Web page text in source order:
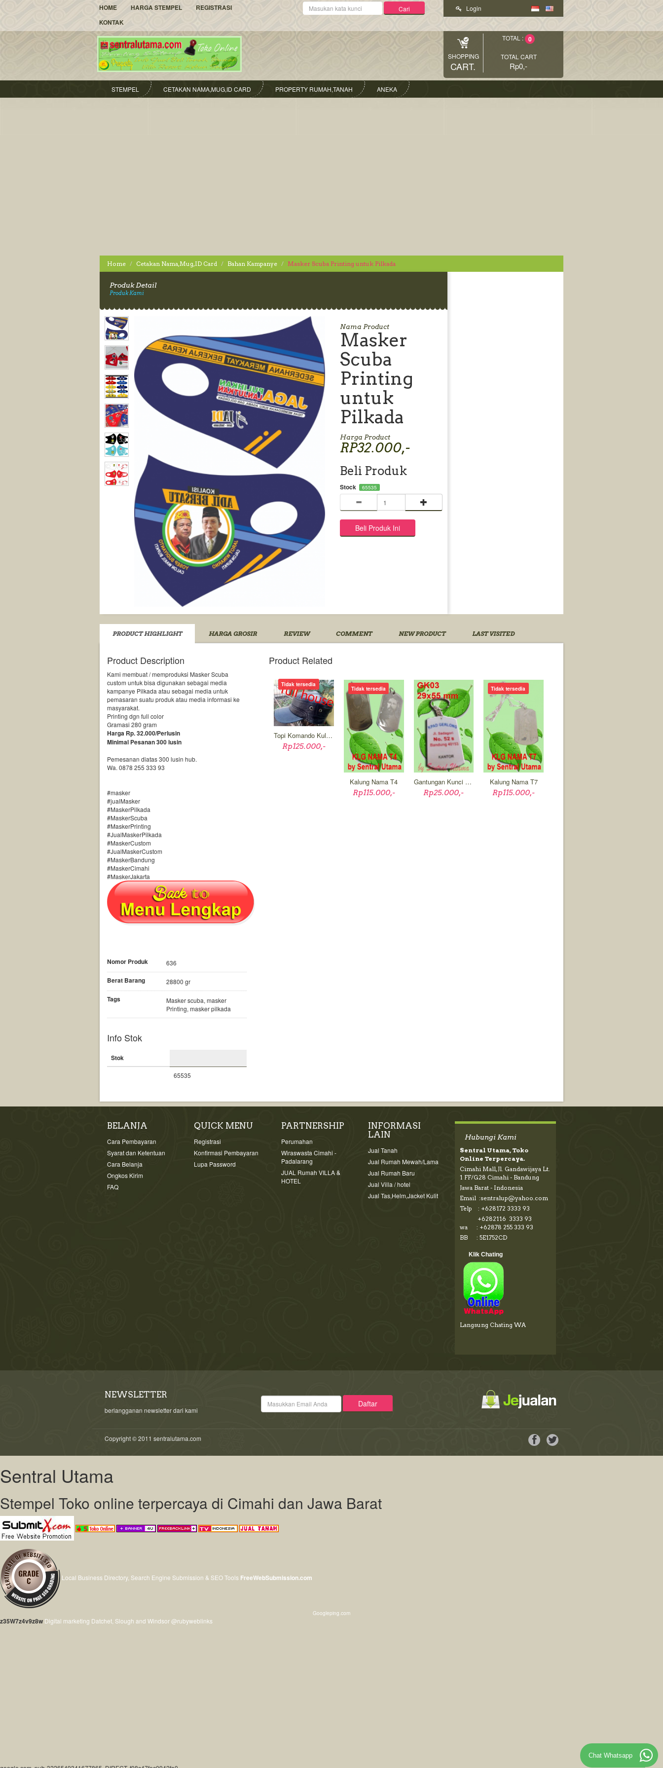
HOME HARGA STEMPEL
REGISTRASI
KONTAK
Kata
Kunci
Cari Login
SHOPPING
CART.
TOTAL : 0
TOTAL CART
Rp0,-
STEMPEL CETAKAN NAMA,MUG,ID CARD PROPERTY RUMAH,TANAH ANEKA
Home Cetakan Nama,Mug,ID Card Bahan Kampanye Masker Scuba Printing untuk Pilkada
Produk Detail
Produk Kami
Nama Product
Masker
Scuba
Printing
untuk
Pilkada
Harga Product
RP32.000,-
Beli Produk
Stock 65535
PRODUCT HIGHLIGHT HARGA GROSIR REVIEW COMMENT NEW PRODUCT LAST VISITED
Product Description
Kami membuat / memproduksi Masker Scuba
custom untuk bisa digunakan sebagai media
kampanye Pilkada atau sebagai media untuk
pemasaran suatu produk atau media informasi ke
masyarakat.
Printing dgn full color
Gramasi 280 gram
Harga Rp. 32.000/Perlusin
Minimal Pesanan 300 lusin
Pemesanan diatas 300 lusin hub.
Wa. 0878 255 333 93
#masker
#jualMasker
#MaskerPilkada
#MaskerScuba
#MaskerPrinting
#JualMaskerPilkada
#MaskerCustom
#JualMaskerCustom
#MaskerBandung
#MaskerCimahi
#MaskerJakarta
Nomor Produk 636
Berat Barang 28800 gr
Tags
Masker scuba, masker
Printing, masker pilkada
Info Stok
Stok
65535
Product Related
Topi Komando Kulit Asli
Rp125.000,-
Tidak tersedia
Kalung Nama T4
Rp115.000,-
Tidak tersedia
Gantungan Kunci GK03
Rp25.000,-
Kalung Nama T7
Rp115.000,-
Tidak tersedia
BELANJA
Cara Pembayaran
Syarat dan Ketentuan
Cara Belanja
Ongkos Kirim
FAQ
QUICK MENU
Registrasi
Konfirmasi Pembayaran
Lupa Password
PARTNERSHIP
Perumahan
Wiraswasta Cimahi -
Padalarang
JUAL Rumah VILLA &
HOTEL
INFORMASI
LAIN
Jual Tanah
Jual Rumah Mewah/Lama
Jual Rumah Baru
Jual Villa / hotel
Jual Tas,Helm,Jacket Kulit
Hubungi Kami
Sentral Utama, Toko
Online Terpercaya.
Cimahi Mall, Jl. Gandawijaya Lt.
1 FF/G28 Cimahi - Bandung
Jawa Barat - Indonesia
Email :sentralup@yahoo.com
Telp : +628172 3333 93
+6282116 3333 93
wa : +62878 255 333 93
BB : 5E1752CD
Klik Chating
Langsung Chating WA
NEWSLETTER
berlangganan newsletter dari kami
Copyright © 2011 sentralutama.com
Chat Whatsapp
Sentral Utama
Stempel Toko online terpercaya di Cimahi dan Jawa Barat
Local Business Directory, Search Engine Submission & SEO Tools FreeWebSubmission.com
Googleping.com
z35W7z4v9z8w Digital marketing Datchet, Slough and Windsor @rubyweblinks